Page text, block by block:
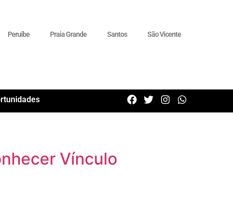
Peruíbe Praia Grande Santos São Vicente
Vínculo